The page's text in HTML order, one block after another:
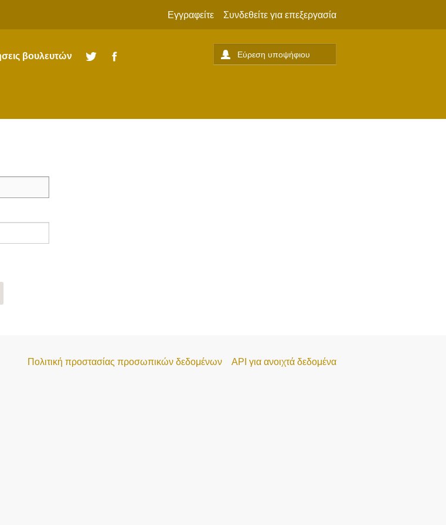
Εγγραφείτε Συνδεθείτε για επεξεργασία
βουλευτών Twitter
Πολιτική προστασίας προσωπικών δεδομένων API για ανοιχτά δεδομένα